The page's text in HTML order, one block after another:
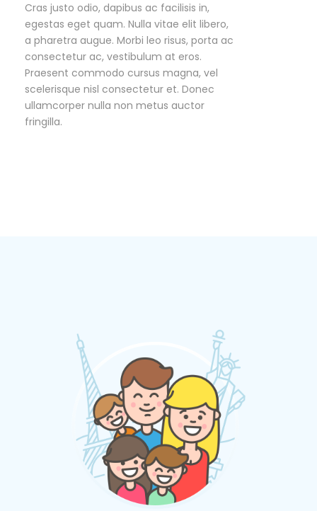
Cras justo odio, dapibus ac facilisis in,
egestas eget quam. Nulla vitae elit libero,
a pharetra augue. Morbi leo risus, porta ac
consectetur ac, vestibulum at eros.
Praesent commodo cursus magna, vel
scelerisque nisl consectetur et. Donec
ullamcorper nulla non metus auctor
fringilla.